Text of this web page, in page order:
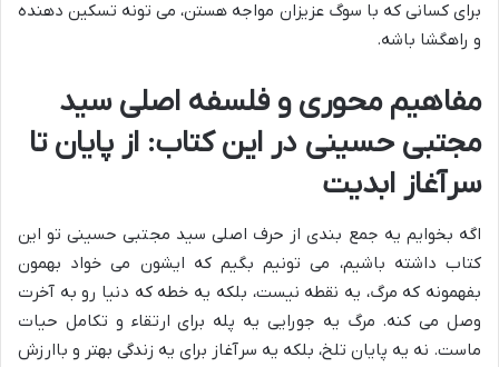
برای کسانی که با سوگ عزیزان مواجه هستن، می تونه تسکین دهنده
و راهگشا باشه.
مفاهیم محوری و فلسفه اصلی سید
مجتبی حسینی در این کتاب: از پایان تا
سرآغاز ابدیت
اگه بخوایم یه جمع بندی از حرف اصلی سید مجتبی حسینی تو این
کتاب داشته باشیم، می تونیم بگیم که ایشون می خواد بهمون
بفهمونه که مرگ، یه نقطه نیست، بلکه یه خطه که دنیا رو به آخرت
وصل می کنه. مرگ یه جورایی یه پله برای ارتقاء و تکامل حیات
ماست. نه یه پایان تلخ، بلکه یه سرآغاز برای یه زندگی بهتر و باارزش